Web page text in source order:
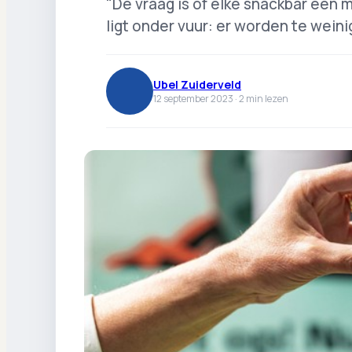
ligt onder vuur: er worden te
Ubel Zuiderveld
12 september 2023 ·2 min lezen